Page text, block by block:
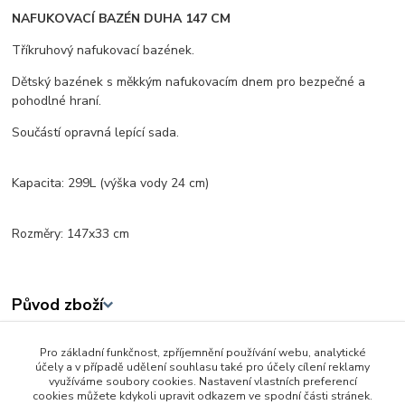
NAFUKOVACÍ BAZÉN DUHA 147 CM
Tříkruhový nafukovací bazének.
Dětský bazének s měkkým nafukovacím dnem pro bezpečné a
pohodlné hraní.
Součástí opravná lepící sada.
Kapacita: 299L (výška vody 24 cm)
Rozměry: 147x33 cm
Původ zboží
Zboží zařazeno v kategoriích
K vodě - čluny, kruhy...
Pro základní funkčnost, zpříjemnění používání webu, analytické
účely a v případě udělení souhlasu také pro účely cílení reklamy
využíváme soubory cookies. Nastavení vlastních preferencí
cookies můžete kdykoli upravit odkazem ve spodní části stránek.